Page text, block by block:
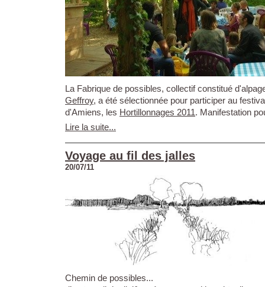
La Fabrique de possibles, collectif constitué
Geffroy, a été sélectionnée pour participer au
d'Amiens, les Hortillonnages 2011. Manifestation
Lire la suite...
Voyage au fil des jalles
20/07/11
Chemin de possibles...